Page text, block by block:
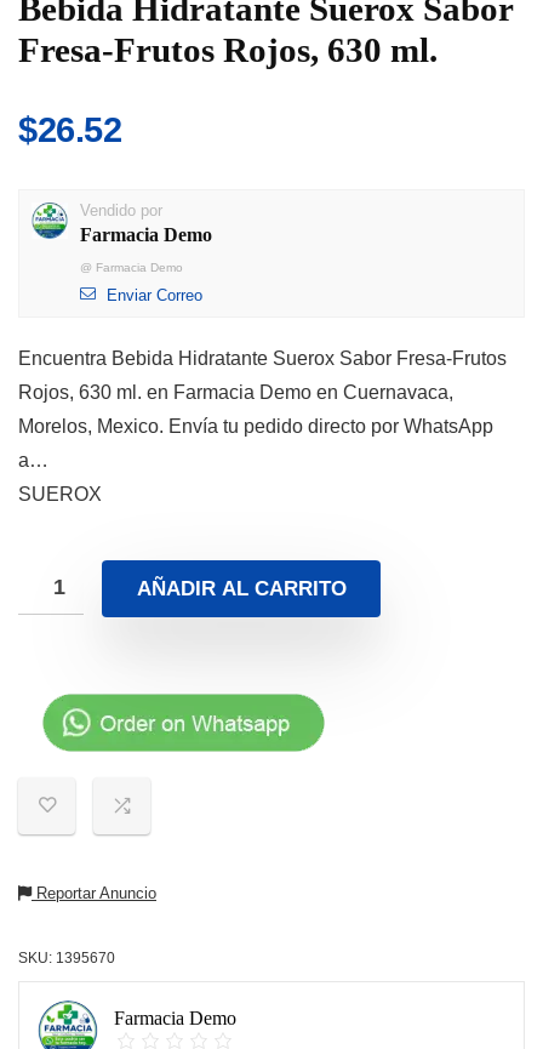
Bebida Hidratante Suerox Sabor
Fresa-Frutos Rojos, 630 ml.
$26.52
Vendido por
Farmacia Demo
@ Farmacia Demo
Enviar Correo
Encuentra Bebida Hidratante Suerox Sabor Fresa-Frutos
Rojos, 630 ml. en Farmacia Demo en Cuernavaca,
Morelos, Mexico. Envía tu pedido directo por WhatsApp
a…
SUEROX
AÑADIR AL CARRITO
Reportar Anuncio
SKU: 1395670
Farmacia Demo